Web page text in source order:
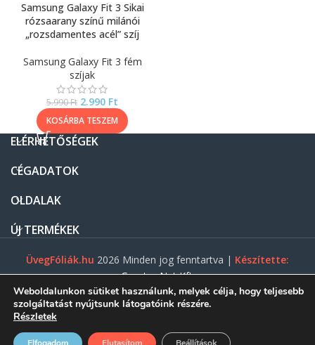
Samsung Galaxy Fit 3 Sikai
rózsaarany színű milánói
„rozsdamentes acél” szíj
Samsung Galaxy Fit 3 fém
szíjak
5.990Ft 2.990 Ft
KOSÁRBA TESZEM
ELÉRHETŐSÉGEK
CÉGADATOK
OLDALAK
ÚJ TERMÉKEK
ÜvegFóliák.hu 2026 Minden jog fenntartva | Készítette:
Gasztro Net Kft.
Weboldalunkon sütiket használunk, melyek célja, hogy teljesebb
szolgáltatást nyújtsunk látogatóink részére.
Részletek